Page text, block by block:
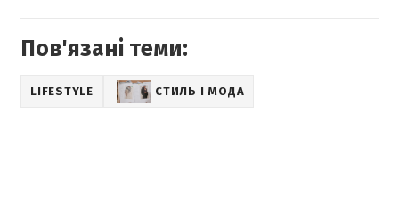
Пов'язані теми:
LIFESTYLE СТИЛЬ І МОДА